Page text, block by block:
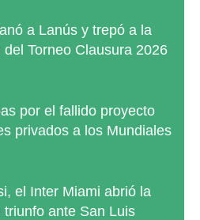
a Lanús y trepó a la
Torneo Clausura 2026
por el fallido proyecto
privados a los Mundiales
el Inter Miami abrió la
ante San Luis